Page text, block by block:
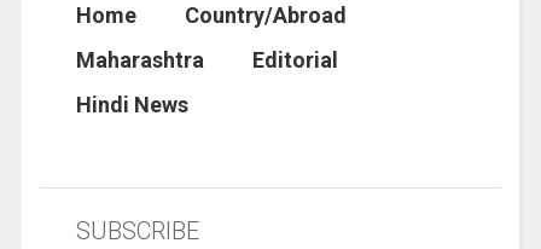
Home
Country/Abroad
Maharashtra
Editorial
Hindi News
SUBSCRIBE